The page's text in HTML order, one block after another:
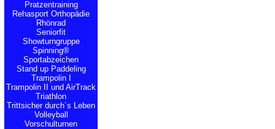
Pratzentraining
Rehasport Orthopädie
Rhönrad
Seniorfit
Showturngruppe
Spinning®
Sportabzeichen
Stand up Paddeling
Trampolin I
Trampolin II und AirTrack
Triathlon
Trittsicher durch´s Leben
Volleyball
Vorschulturnen